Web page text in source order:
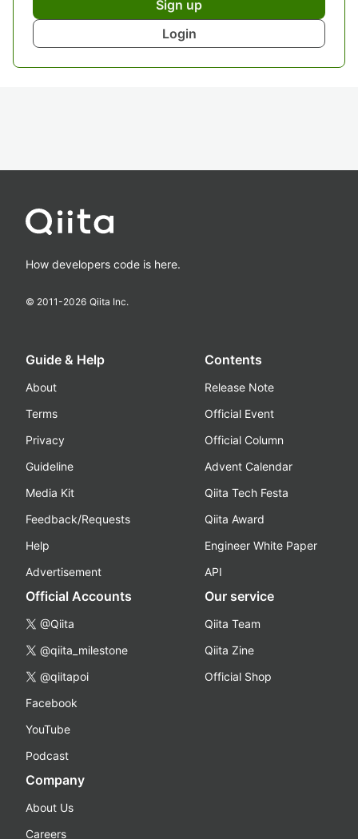
Sign up
Login
How developers code is here.
© 2011-2026 Qiita Inc.
Guide & Help
About
Terms
Privacy
Guideline
Media Kit
Feedback/Requests
Help
Advertisement
Contents
Release Note
Official Event
Official Column
Advent Calendar
Qiita Tech Festa
Qiita Award
Engineer White Paper
API
Official Accounts
@Qiita
@qiita_milestone
@qiitapoi
Facebook
YouTube
Podcast
Our service
Qiita Team
Qiita Zine
Official Shop
Company
About Us
Careers